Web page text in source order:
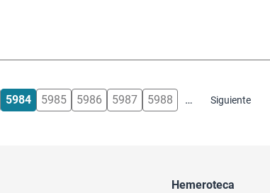
5984 5985 5986 5987 5988 … Siguiente
Siguiente página
Hemeroteca